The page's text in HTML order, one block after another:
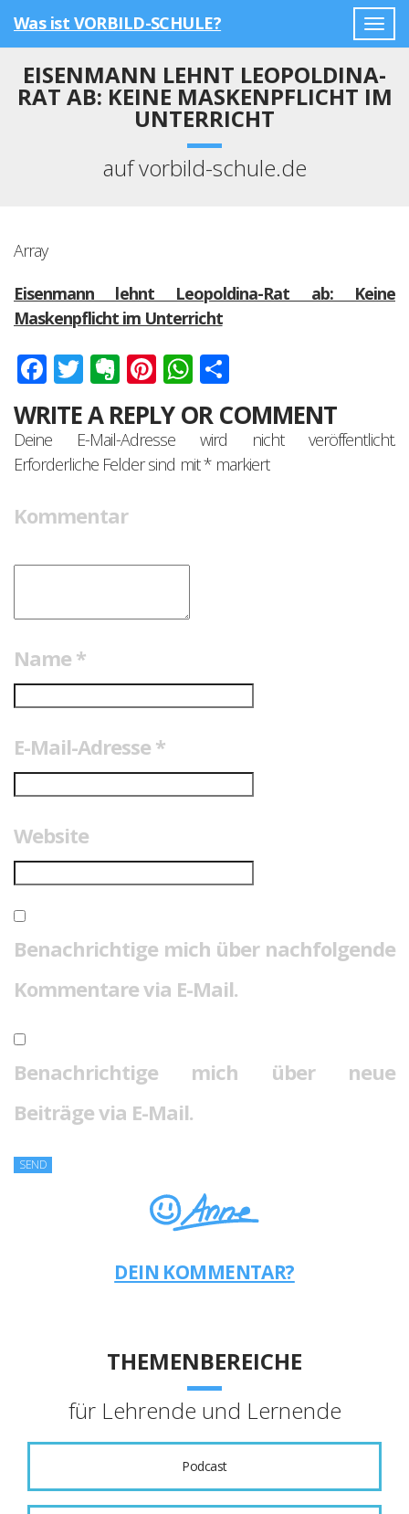
Was ist VORBILD-SCHULE?
EISENMANN LEHNT LEOPOLDINA-
RAT AB: KEINE MASKENPFLICHT IM
UNTERRICHT
auf vorbild-schule.de
Array
Eisenmann lehnt Leopoldina-Rat ab: Keine
Maskenpflicht im Unterricht
Facebook
Twitter
Evernote
Pinterest
WhatsApp
WRITE A REPLY OR COMMENT
Deine E-Mail-Adresse wird nicht veröffentlicht.
Erforderliche Felder sind mit*markiert
Kommentar
Name *
E-Mail-Adresse *
Website
Benachrichtige mich über nachfolgende
Kommentare via E-Mail.
Benachrichtige mich über neue
Beiträge via E-Mail.
DEIN KOMMENTAR?
THEMENBEREICHE
für Lehrende und Lernende
Podcast